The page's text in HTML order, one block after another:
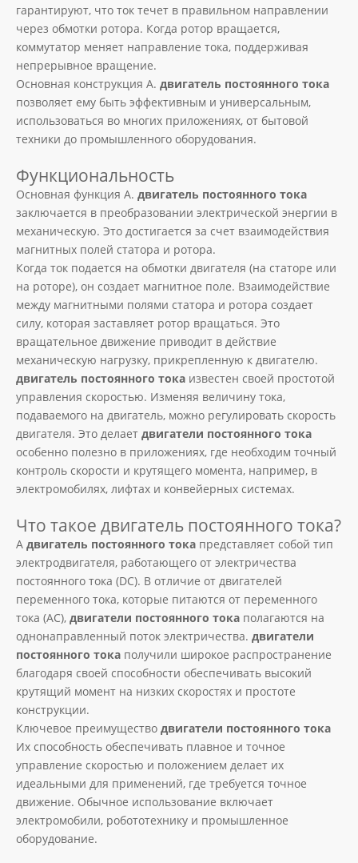
гарантируют, что ток течет в правильном направлении
через обмотки ротора. Когда ротор вращается,
коммутатор меняет направление тока, поддерживая
непрерывное вращение.
Основная конструкция А. двигатель постоянного тока
позволяет ему быть эффективным и универсальным,
использоваться во многих приложениях, от бытовой
техники до промышленного оборудования.
Функциональность
Основная функция А. двигатель постоянного тока
заключается в преобразовании электрической энергии в
механическую. Это достигается за счет взаимодействия
магнитных полей статора и ротора.
Когда ток подается на обмотки двигателя (на статоре или
на роторе), он создает магнитное поле. Взаимодействие
между магнитными полями статора и ротора создает
силу, которая заставляет ротор вращаться. Это
вращательное движение приводит в действие
механическую нагрузку, прикрепленную к двигателю.
двигатель постоянного тока известен своей простотой
управления скоростью. Изменяя величину тока,
подаваемого на двигатель, можно регулировать скорость
двигателя. Это делает двигатели постоянного тока
особенно полезно в приложениях, где необходим точный
контроль скорости и крутящего момента, например, в
электромобилях, лифтах и ​​конвейерных системах.
Что такое двигатель постоянного тока?
A двигатель постоянного тока представляет собой тип
электродвигателя, работающего от электричества
постоянного тока (DC). В отличие от двигателей
переменного тока, которые питаются от переменного
тока (AC), двигатели постоянного тока полагаются на
однонаправленный поток электричества. двигатели
постоянного тока получили широкое распространение
благодаря своей способности обеспечивать высокий
крутящий момент на низких скоростях и простоте
конструкции.
Ключевое преимущество двигатели постоянного тока
Их способность обеспечивать плавное и точное
управление скоростью и положением делает их
идеальными для применений, где требуется точное
движение. Обычное использование включает
электромобили, робототехнику и промышленное
оборудование.